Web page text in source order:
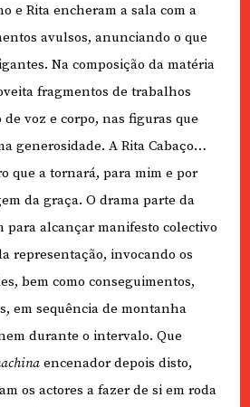
e Rita encheram a sala com a
avulsos, anunciando o que
Na composição da matéria
fragmentos de trabalhos
voz e corpo, nas figuras que
generosidade. A Rita Cabaço…
que a tornará, para mim e por
da graça. O drama parte da
para alcançar manifesto colectivo
representação, invocando os
bem como conseguimentos,
em sequência de montanha
durante o intervalo. Que
encenador depois disto,
os actores a fazer de si em roda